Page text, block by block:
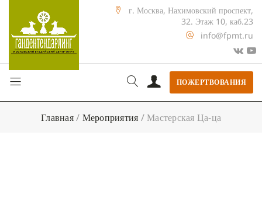
г. Москва, Нахимовский проспект,
32. Этаж 10, каб.23
info@fpmt.ru
ПОЖЕРТВОВАНИЯ
Главная/ Мероприятия / Мастерская Ца-ца